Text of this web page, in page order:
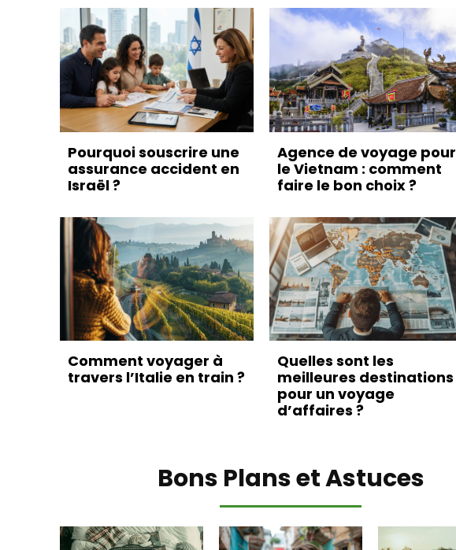
Pourquoi souscrire une
assurance accident en
Israël ?
Agence de voyage pour
le Vietnam : comment
faire le bon choix ?
Comment voyager à
travers l’Italie en train ?
Quelles sont les
meilleures destinations
pour un voyage
d’affaires ?
Bons Plans et Astuces